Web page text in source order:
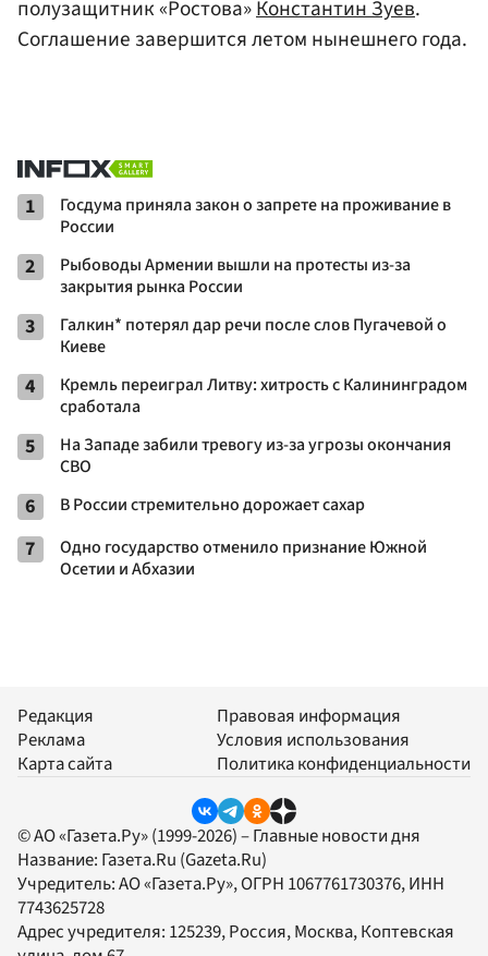
полузащитник «Ростова»Константин Зуев.
Соглашение завершится летом нынешнего года.
1
Госдума приняла закон о запрете на проживание в
России
2
Рыбоводы Армении вышли на протесты из-за
закрытия рынка России
3
Галкин* потерял дар речи после слов Пугачевой о
Киеве
4
Кремль переиграл Литву: хитрость с Калининградом
сработала
5
На Западе забили тревогу из-за угрозы окончания
СВО
6 В России стремительно дорожает сахар
7
Одно государство отменило признание Южной
Осетии и Абхазии
Редакция
Реклама
Карта сайта
Правовая информация
Условия использования
Политика конфиденциальности
© АО «Газета.Ру» (1999-2026) – Главные новости дня
Название: Газета.Ru (Gazeta.Ru)
Учредитель:АО «Газета.Ру», ОГРН 1067761730376, ИНН
7743625728
Адрес учредителя: 125239, Россия, Москва, Коптевская